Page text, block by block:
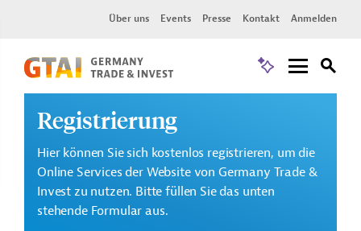
Über uns Events Presse Kontakt Anmelden
Registrierung
Hier können Sie sich kostenlos registrieren, um die
Online Services der Website von Germany Trade &
Invest zu nutzen. Bitte füllen Sie das unten
stehende Formular aus.